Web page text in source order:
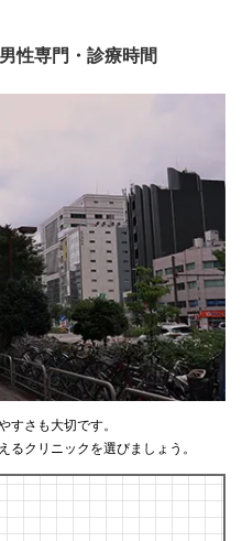
性専門・診療時間
すさも大切です。
るクリニックを選びましょう。